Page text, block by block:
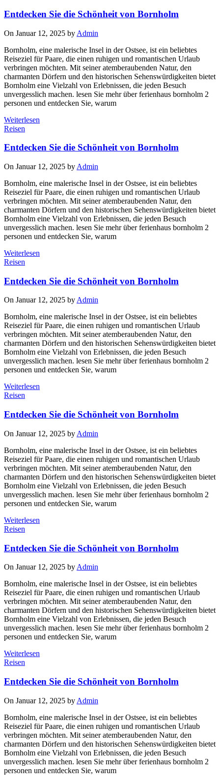
Entdecken Sie die Schönheit von Bornholm
On Januar 12, 2025 by Admin
Bornholm, eine malerische Insel in der Ostsee, ist ein beliebtes
Reiseziel für Paare, die einen ruhigen und romantischen Urlaub
verbringen möchten. Mit seiner atemberaubenden Natur, den
charmanten Dörfern und den historischen Sehenswürdigkeiten bietet
Bornholm eine Vielzahl von Erlebnissen, die jeden Besuch
unvergesslich machen. lesen Sie mehr über ferienhaus bornholm 2
personen und entdecken Sie, warum
Weiterlesen
Reisen
Entdecken Sie die Schönheit von Bornholm
On Januar 12, 2025 by Admin
Bornholm, eine malerische Insel in der Ostsee, ist ein beliebtes
Reiseziel für Paare, die einen ruhigen und romantischen Urlaub
verbringen möchten. Mit seiner atemberaubenden Natur, den
charmanten Dörfern und den historischen Sehenswürdigkeiten bietet
Bornholm eine Vielzahl von Erlebnissen, die jeden Besuch
unvergesslich machen. lesen Sie mehr über ferienhaus bornholm 2
personen und entdecken Sie, warum
Weiterlesen
Reisen
Entdecken Sie die Schönheit von Bornholm
On Januar 12, 2025 by Admin
Bornholm, eine malerische Insel in der Ostsee, ist ein beliebtes
Reiseziel für Paare, die einen ruhigen und romantischen Urlaub
verbringen möchten. Mit seiner atemberaubenden Natur, den
charmanten Dörfern und den historischen Sehenswürdigkeiten bietet
Bornholm eine Vielzahl von Erlebnissen, die jeden Besuch
unvergesslich machen. lesen Sie mehr über ferienhaus bornholm 2
personen und entdecken Sie, warum
Weiterlesen
Reisen
Entdecken Sie die Schönheit von Bornholm
On Januar 12, 2025 by Admin
Bornholm, eine malerische Insel in der Ostsee, ist ein beliebtes
Reiseziel für Paare, die einen ruhigen und romantischen Urlaub
verbringen möchten. Mit seiner atemberaubenden Natur, den
charmanten Dörfern und den historischen Sehenswürdigkeiten bietet
Bornholm eine Vielzahl von Erlebnissen, die jeden Besuch
unvergesslich machen. lesen Sie mehr über ferienhaus bornholm 2
personen und entdecken Sie, warum
Weiterlesen
Reisen
Entdecken Sie die Schönheit von Bornholm
On Januar 12, 2025 by Admin
Bornholm, eine malerische Insel in der Ostsee, ist ein beliebtes
Reiseziel für Paare, die einen ruhigen und romantischen Urlaub
verbringen möchten. Mit seiner atemberaubenden Natur, den
charmanten Dörfern und den historischen Sehenswürdigkeiten bietet
Bornholm eine Vielzahl von Erlebnissen, die jeden Besuch
unvergesslich machen. lesen Sie mehr über ferienhaus bornholm 2
personen und entdecken Sie, warum
Weiterlesen
Reisen
Entdecken Sie die Schönheit von Bornholm
On Januar 12, 2025 by Admin
Bornholm, eine malerische Insel in der Ostsee, ist ein beliebtes
Reiseziel für Paare, die einen ruhigen und romantischen Urlaub
verbringen möchten. Mit seiner atemberaubenden Natur, den
charmanten Dörfern und den historischen Sehenswürdigkeiten bietet
Bornholm eine Vielzahl von Erlebnissen, die jeden Besuch
unvergesslich machen. lesen Sie mehr über ferienhaus bornholm 2
personen und entdecken Sie, warum